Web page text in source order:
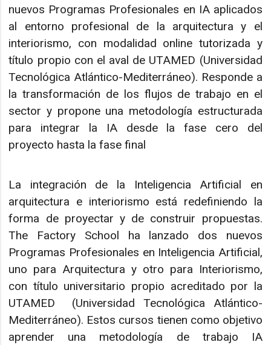
nuevos Programas Profesionales en IA aplicados
al entorno profesional de la arquitectura y el
interiorismo, con modalidad online tutorizada y
título propio con el aval de UTAMED (Universidad
Tecnológica Atlántico-Mediterráneo). Responde a
la transformación de los flujos de trabajo en el
sector y propone una metodología estructurada
para integrar la IA desde la fase cero del
proyecto hasta la fase final
La integración de la Inteligencia Artificial en
arquitectura e interiorismo está redefiniendo la
forma de proyectar y de construir propuestas.
The Factory School ha lanzado dos nuevos
Programas Profesionales en Inteligencia Artificial,
uno para Arquitectura y otro para Interiorismo,
con título universitario propio acreditado por la
UTAMED (Universidad Tecnológica Atlántico-
Mediterráneo). Estos cursos tienen como objetivo
aprender una metodología de trabajo IA